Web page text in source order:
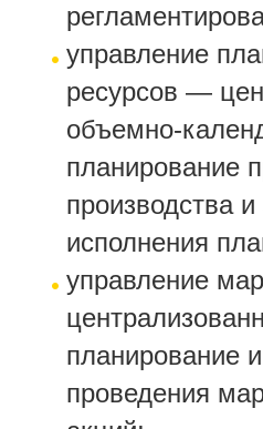
управление
ресурсов —
объемно-
планирование
производства
исполнения
управление
планирование
проведения